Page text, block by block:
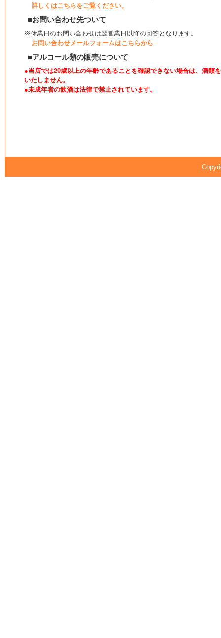
詳しくはこちらをご覧ください。
■お問い合わせ先ついて
※休業日のお問い合わせは翌営業日以降の回答となります。
お問い合わせメールフォームはこちらから
■アルコール類の販売について
●当店では20歳以上の年齢であることを確認できない場合は、酒類
いたしません。
●未成年者の飲酒は法律で禁止されています。